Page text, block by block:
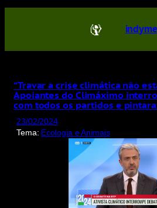
Saltar
conteúdo
“Travar a crise climática não
Apoiantes do Climáximo
com todos os partidos e
23/02/2024
Tema: Ecologia e Animais